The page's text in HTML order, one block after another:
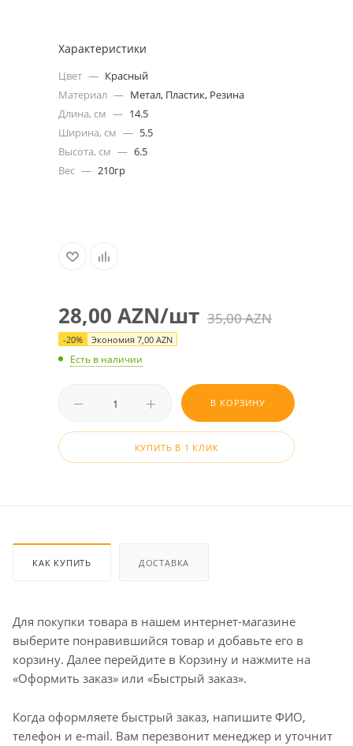
Характеристики
Цвет — Красный
Материал — Метал, Пластик, Резина
Длина, см — 14.5
Ширина, см — 5.5
Высота, см — 6.5
Вес — 210гр
28,00 AZN/шт 35,00AZN
-20% Экономия 7,00 AZN
Есть в наличии
В КОРЗИНУ
КУПИТЬ В 1 КЛИК
КАК КУПИТЬ ДОСТАВКА
Для покупки товара в нашем интернет-магазине
выберите понравившийся товар и добавьте его в
корзину. Далее перейдите в Корзину и нажмите на
«Оформить заказ» или «Быстрый заказ».
Когда оформляете быстрый заказ, напишите ФИО,
телефон и e-mail. Вам перезвонит менеджер и уточнит